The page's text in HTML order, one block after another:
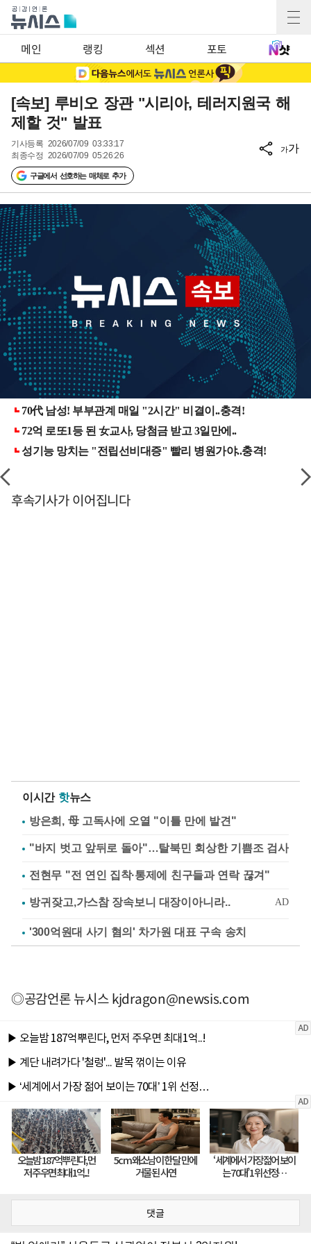
메인 랭킹 섹션 포토
[속보] 루비오 장관 "시리아, 테러지원국 해
제할 것" 발표
기사등록 2026/07/09 03:33:17
최종수정 2026/07/09 05:26:26
구글에서 선호하는 매체로 추가
가가
후속기사가 이어집니다
이시간 핫뉴스
방은희, 母 고독사에 오열 "이틀 만에 발견"
"바지 벗고 앞뒤로 돌아"…탈북민 회상한 기쁨조 검사
전현무 "전 연인 집착·통제에 친구들과 연락 끊겨"
'300억원대 사기 혐의' 차가원 대표 구속 송치
◎공감언론 뉴시스kjdragon@newsis.com
댓글